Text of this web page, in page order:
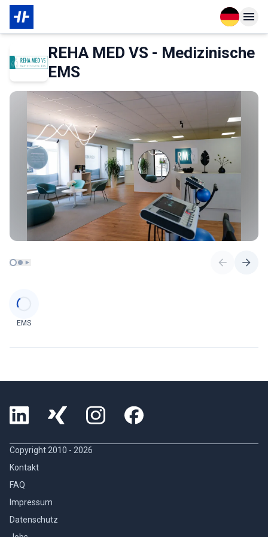
OpenOpen
Das Wichtigste zur Mitgliedschaft
REHA MED VS - Medizinische
EMS
Categories
EMS
Copyright 2010 - 2026
Kontakt
FAQ
Impressum
Datenschutz